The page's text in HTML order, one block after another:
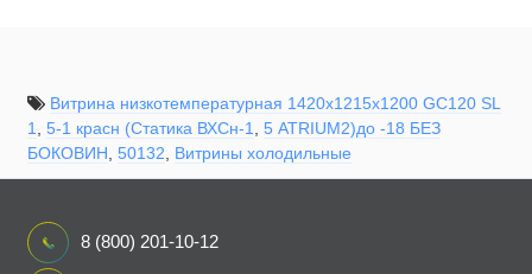
Витрина низкотемпературная 1420х1215х1200 GС120 SL
1
5-1 красн (Статика ВХСн-1
5 ATRIUM2)до -18 БЕЗ
БОКОВИН 50132 Витрины холодильные
8 (800) 201-10-12